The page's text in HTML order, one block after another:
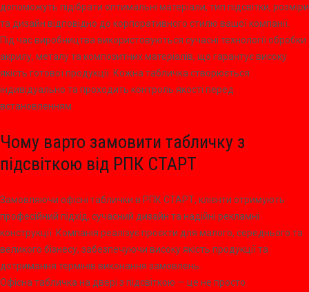
допоможуть підібрати оптимальні матеріали, тип підсвітки, розміри
та дизайн відповідно до корпоративного стилю вашої компанії.
Під час виробництва використовуються сучасні технології обробки
акрилу, металу та композитних матеріалів, що гарантує високу
якість готової продукції. Кожна табличка створюється
індивідуально та проходить контроль якості перед
встановленням.
Чому варто замовити табличку з
підсвіткою від РПК СТАРТ
Замовляючи офісні таблички в РПК СТАРТ, клієнти отримують
професійний підхід, сучасний дизайн та надійні рекламні
конструкції. Компанія реалізує проєкти для малого, середнього та
великого бізнесу, забезпечуючи високу якість продукції та
дотримання термінів виконання замовлень.
Офісна табличка на двері з підсвіткою — це не просто